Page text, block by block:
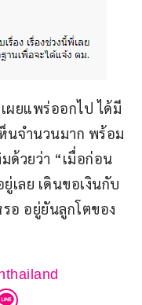
ผยแพร่ออกไป ได้มี
นจำนวนมาก พร้อม
ด้วยว่า “เมื่อก่อน
เลย เดินขอเงินกับ
อ อยู่ยันลูกโตของ